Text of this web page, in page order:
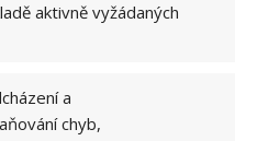
aktivně vyžádaných
a
chyb,